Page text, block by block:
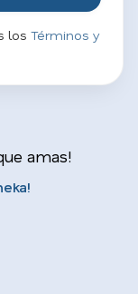
los Términos y
amas!